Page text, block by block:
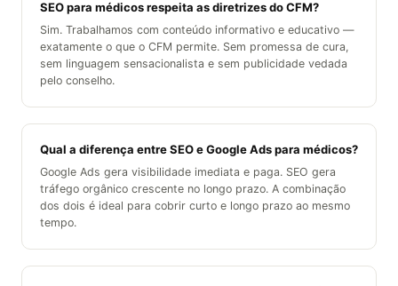
SEO para médicos respeita as diretrizes do CFM?
Sim. Trabalhamos com conteúdo informativo e educativo —
exatamente o que o CFM permite. Sem promessa de cura,
sem linguagem sensacionalista e sem publicidade vedada
pelo conselho.
Qual a diferença entre SEO e Google Ads para médicos?
Google Ads gera visibilidade imediata e paga. SEO gera
tráfego orgânico crescente no longo prazo. A combinação
dos dois é ideal para cobrir curto e longo prazo ao mesmo
tempo.